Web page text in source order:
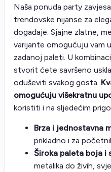
Naša ponuda party
trendovske nijanse za
događaje. Sjajne zlatne,
varijante omogućuju vam
zadanoj paleti. U
stvorit ćete savršeno
oduševiti svakog gosta.
omogućuju višekratnu
koristiti i na sljedećim
Brza i jednostavna
prikladno i za
Široka paleta boja i
metalika do živih,